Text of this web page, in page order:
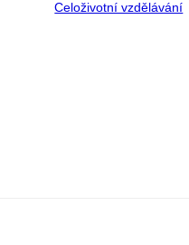
Celoživotní vzdělávání